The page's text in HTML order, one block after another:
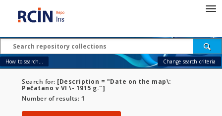
How to search... Change search criteria
Search for: [Description = "Date on the map\:
Pečatano v VI \- 1915 g."]
Number of results: 1